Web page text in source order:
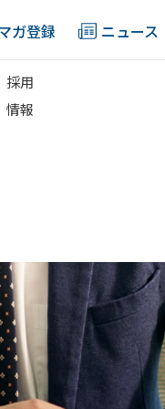
ガ登録 ニュース
採用
情報